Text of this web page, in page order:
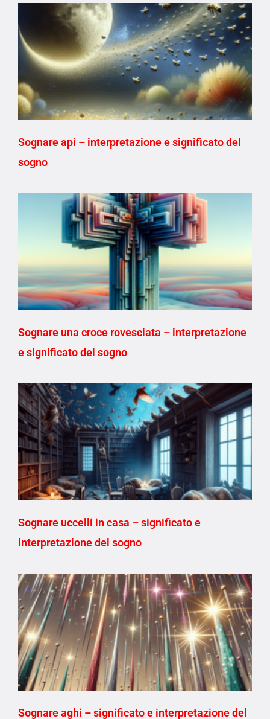
Sognare api – interpretazione e significato del
sogno
Sognare una croce rovesciata – interpretazione
e significato del sogno
Sognare uccelli in casa – significato e
interpretazione del sogno
Sognare aghi – significato e interpretazione del